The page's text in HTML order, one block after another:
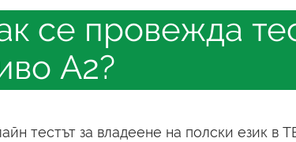
се провежда
A2?
тестът за владеене на полски език в